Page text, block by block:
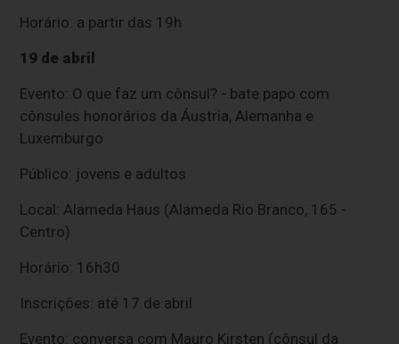
Horário: a partir das 19h
19 de abril
Evento: O que faz um cônsul? - bate papo com
cônsules honorários da Áustria, Alemanha e
Luxemburgo
Público: jovens e adultos
Local: Alameda Haus (Alameda Rio Branco, 165 -
Centro)
Horário: 16h30
Inscrições: até 17 de abril
Evento: conversa com Mauro Kirsten (cônsul da